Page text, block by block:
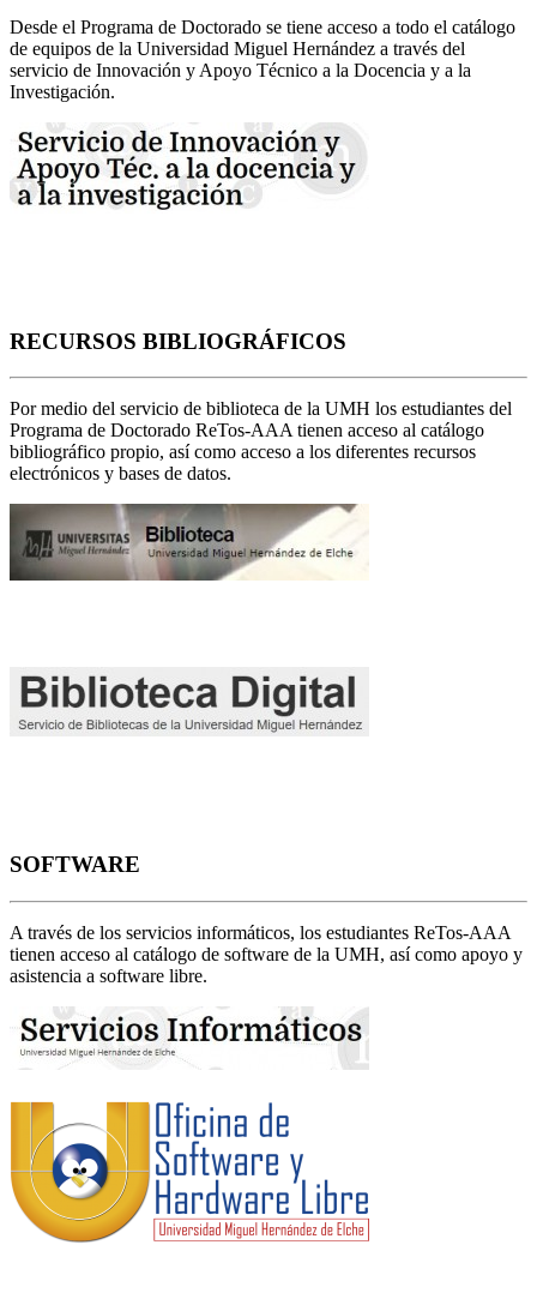
Desde el Programa de Doctorado se tiene acceso a todo el catálogo
de equipos de la Universidad Miguel Hernández a través del
servicio de Innovación y Apoyo Técnico a la Docencia y a la
Investigación.
RECURSOS BIBLIOGRÁFICOS
Por medio del servicio de biblioteca de la UMH los estudiantes del
Programa de Doctorado ReTos-AAA tienen acceso al catálogo
bibliográfico propio, así como acceso a los diferentes recursos
electrónicos y bases de datos.
SOFTWARE
A través de los servicios informáticos, los estudiantes ReTos-AAA
tienen acceso al catálogo de software de la UMH, así como apoyo y
asistencia a software libre.